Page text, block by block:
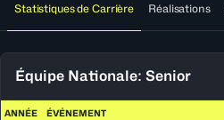
Statistiques de Carrière Réalisations
Équipe Nationale: Senior
ANNÉE ÉVÉNEMENT